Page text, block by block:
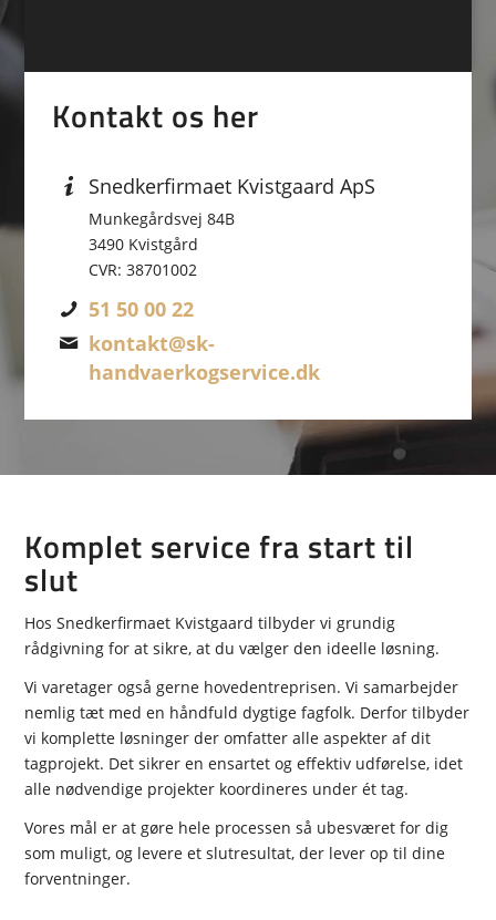
Kontakt os her
Snedkerfirmaet Kvistgaard ApS
Munkegårdsvej 84B
3490 Kvistgård
CVR: 38701002
51 50 00 22
kontakt@sk-
handvaerkogservice.dk
Komplet service fra start til
slut
Hos Snedkerfirmaet Kvistgaard tilbyder vi grundig
rådgivning for at sikre, at du vælger den ideelle løsning.
Vi varetager også gerne hovedentreprisen. Vi samarbejder
nemlig tæt med en håndfuld dygtige fagfolk. Derfor tilbyder
vi komplette løsninger der omfatter alle aspekter af dit
tagprojekt. Det sikrer en ensartet og effektiv udførelse, idet
alle nødvendige projekter koordineres under ét tag.
Vores mål er at gøre hele processen så ubesværet for dig
som muligt, og levere et slutresultat, der lever op til dine
forventninger.